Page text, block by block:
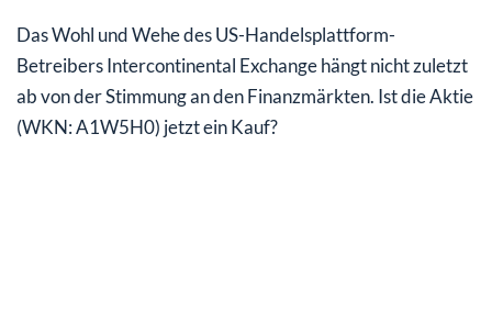
ICE Aktie jetzt auf Einstiegsniveau?
Das Wohl und Wehe des US-Handelsplattform-
Betreibers Intercontinental Exchange hängt nicht zuletzt
ab von der Stimmung an den Finanzmärkten. Ist die Aktie
(WKN: A1W5H0) jetzt ein Kauf?